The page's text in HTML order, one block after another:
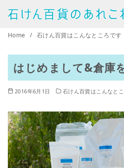
Home 石けん百貨はこんなところです
はじめまして&倉庫
2016年6月1日 石けん百貨はこんなと